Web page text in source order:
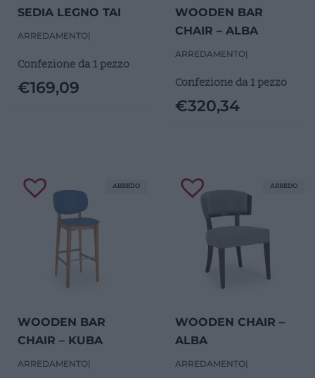
SEDIA LEGNO TAI
ARREDAMENTO|
Confezione da 1 pezzo
€169,09
WOODEN BAR
CHAIR – ALBA
ARREDAMENTO|
Confezione da 1 pezzo
€320,34
WOODEN BAR
CHAIR – KUBA
ARREDAMENTO|
ARREDO
WOODEN CHAIR –
ALBA
ARREDAMENTO|
ARREDO